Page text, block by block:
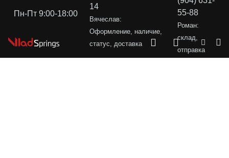
Пн-Пт 9:00-18:00
14
Вячеслав:
Оформление, наличие,
статус, доставка
55-88
Роман:
склад,
отправка